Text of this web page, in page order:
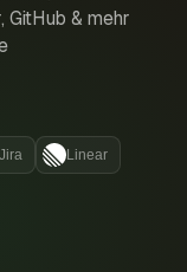
GitHub & mehr
Jira Linear